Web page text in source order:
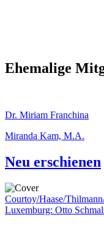
Ehemalige
Dr. Miriam Franchina
Miranda Kam, M.A.
Neu erschienen
Courtoy/Haase/
Luxemburg: Otto